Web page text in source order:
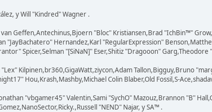
y Will "Kindred" Wagner .
Geffen,Antechinus,Bjoern "Bloc" Kristiansen,Brad "IchBin™"
"JayBachatero" Hernandez,Karl "RegularExpression"
Spicer,Selman "[SiNaN]" Eser,Shitiz "Dragooon"
Kilpinen,br360,GigaWatt,ziycon,Adam Tallon,Bigguy,Bruno
Hou,Krash,Mashby,Michael Colin Blaber,Old Fossil,S-
"vbgamer45" Valentin,Sami "SychO" Mazouz,Brannon "B"
"NEND" Najar, y SA™ .